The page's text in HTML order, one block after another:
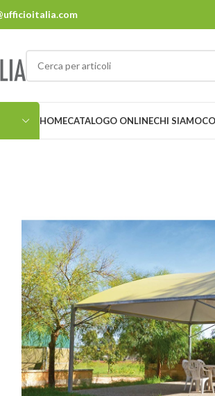
e carport
stradale
e bacheche
HOMECATALOGO ONLINECHI SIAMO